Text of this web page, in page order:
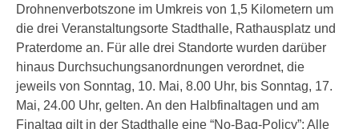
Drohnenverbotszone im Umkreis von 1,5 Kilometern um
die drei Veranstaltungsorte Stadthalle, Rathausplatz und
Praterdome an. Für alle drei Standorte wurden darüber
hinaus Durchsuchungsanordnungen verordnet, die
jeweils von Sonntag, 10. Mai, 8.00 Uhr, bis Sonntag, 17.
Mai, 24.00 Uhr, gelten. An den Halbfinaltagen und am
Finaltag gilt in der Stadthalle eine “No-Bag-Policy”: Alle